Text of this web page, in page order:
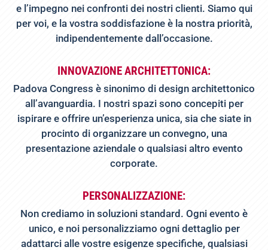
e l’impegno nei confronti dei nostri clienti. Siamo qui
per voi, e la vostra soddisfazione è la nostra priorità,
indipendentemente dall’occasione.
INNOVAZIONE ARCHITETTONICA:
Padova Congress è sinonimo di design architettonico
all’avanguardia. I nostri spazi sono concepiti per
ispirare e offrire un’esperienza unica, sia che siate in
procinto di organizzare un convegno, una
presentazione aziendale o qualsiasi altro evento
corporate.
PERSONALIZZAZIONE:
Non crediamo in soluzioni standard. Ogni evento è
unico, e noi personalizziamo ogni dettaglio per
adattarci alle vostre esigenze specifiche, qualsiasi